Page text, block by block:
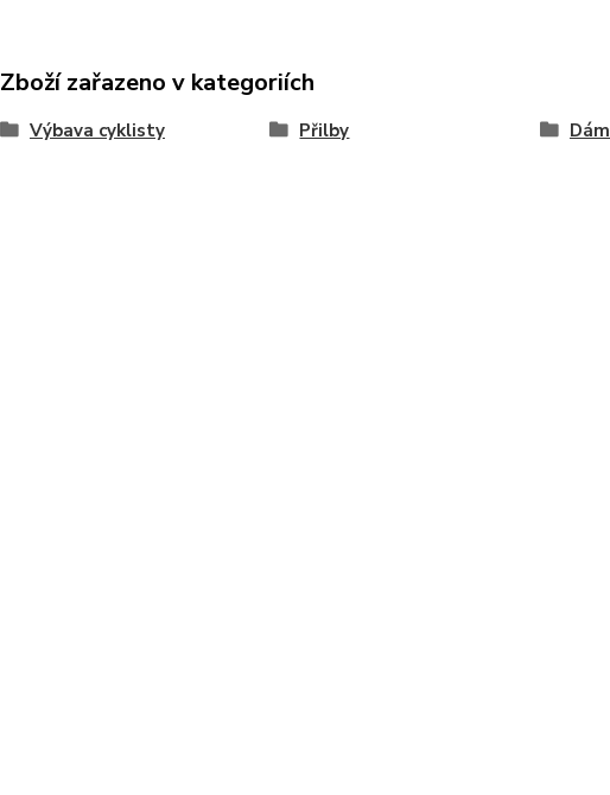
Zboží zařazeno v kategoriích
Výbava cyklisty Přilby